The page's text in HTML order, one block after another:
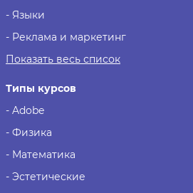
- Языки
- Реклама и маркетинг
Показать весь список
Типы курсов
- Adobe
- Физика
- Математика
- Эстетические